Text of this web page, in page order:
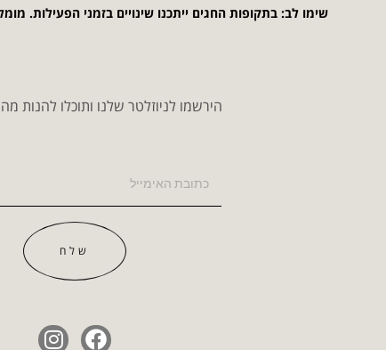
שימו לב: בתקופות החגים ייתכנו שינויים בזמני הפעילות.
הירשמו לניוזלטר שלנו ותוכלו להנות
שלח